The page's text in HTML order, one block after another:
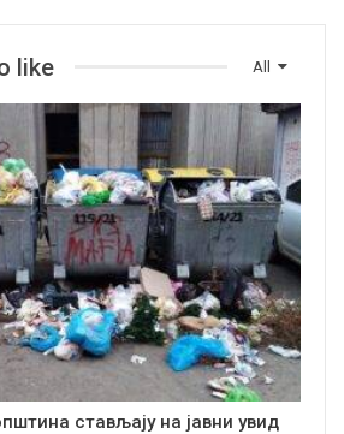
All
like
стављају на јавни увид